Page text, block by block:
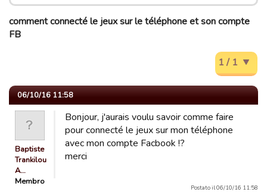
comment connecté le jeux sur le téléphone et son compte
FB
1 / 1
06/10/16 11:58
Baptiste
Trankilou
A…
Membro
Bonjour, j'aurais voulu savoir comme faire
pour connecté le jeux sur mon téléphone
avec mon compte Facbook !?
merci
Postato il 06/10/16 11:58